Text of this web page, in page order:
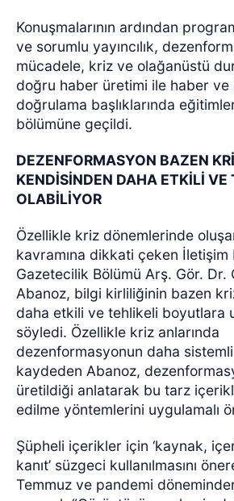
Konuşmalarının ardından
ve sorumlu yayıncılık,
mücadele, kriz ve olağanüstü
doğru haber üretimi ile haber ve
doğrulama başlıklarında
bölümüne geçildi.
DEZENFORMASYON BAZEN
KENDİSİNDEN DAHA ETKİLİ VE
OLABİLİYOR
Özellikle kriz dönemlerinde
kavramına dikkati çeken İletişim
Gazetecilik Bölümü Arş. Gör. Dr.
Abanoz, bilgi kirliliğinin bazen
daha etkili ve tehlikeli boyutlara
söyledi. Özellikle kriz anlarında
dezenformasyonun daha
kaydeden Abanoz,
üretildiği anlatarak bu tarz
edilme yöntemlerini uygulamalı
Şüpheli içerikler için ‘kaynak,
kanıt’ süzgeci kullanılmasını
Temmuz ve pandemi